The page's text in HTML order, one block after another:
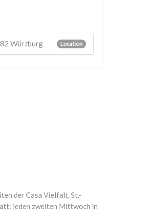
Würzburg Location
der Casa Vielfalt, St.-
jeden zweiten Mittwoch in